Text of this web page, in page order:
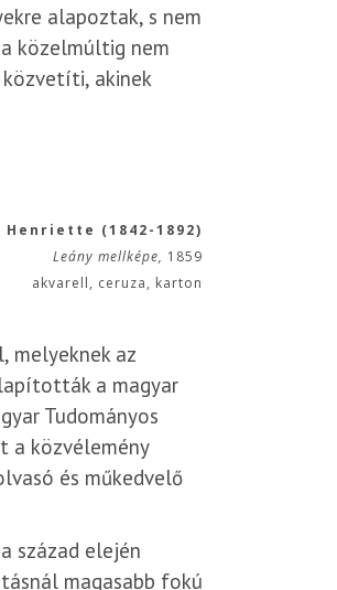
alapoztak, s nem
közelmúltig nem
akinek
Henriette (1842-1892)
Leány mellképe, 1859
akvarell, ceruza, karton
melyeknek az
a magyar
Tudományos
a közvélemény
és műkedvelő
század elején
magasabb fokú